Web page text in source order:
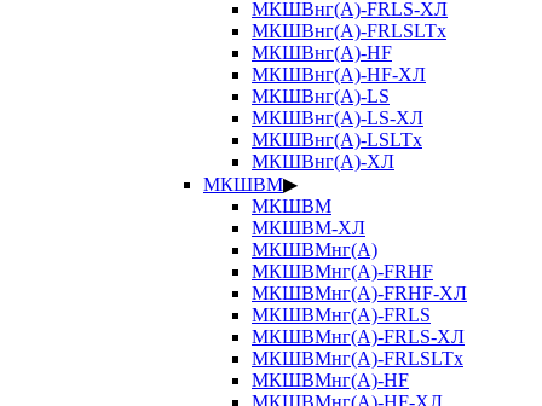
МКШВнг(А)-FRLS-ХЛ
МКШВнг(А)-FRLSLTx
МКШВнг(А)-HF
МКШВнг(А)-HF-ХЛ
МКШВнг(А)-LS
МКШВнг(А)-LS-ХЛ
МКШВнг(А)-LSLTx
МКШВнг(А)-ХЛ
МКШВМ▶
МКШВМ
МКШВМ-ХЛ
МКШВМнг(А)
МКШВМнг(А)-FRHF
МКШВМнг(А)-FRHF-ХЛ
МКШВМнг(А)-FRLS
МКШВМнг(А)-FRLS-ХЛ
МКШВМнг(А)-FRLSLTx
МКШВМнг(А)-HF